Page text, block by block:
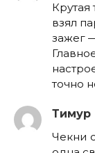
Крутая
взял
зажег
точно
Тимур
Чекни